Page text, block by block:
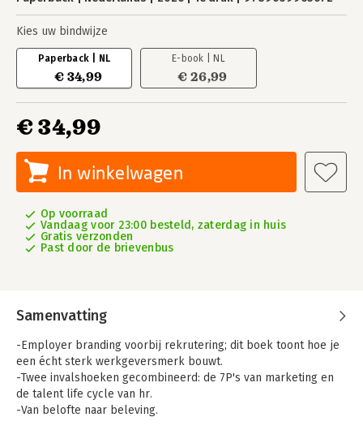
Kies uw bindwijze
Paperback | NL
€ 34,99
E-book | NL
€ 26,99
€ 34,99
In winkelwagen
Op voorraad
Vandaag voor 23:00 besteld, zaterdag in huis
Gratis verzonden
Past door de brievenbus
Samenvatting
-Employer branding voorbij rekrutering; dit boek toont hoe je
een écht sterk werkgeversmerk bouwt.
-Twee invalshoeken gecombineerd: de 7P's van marketing en
de talent life cycle van hr.
-Van belofte naar beleving.